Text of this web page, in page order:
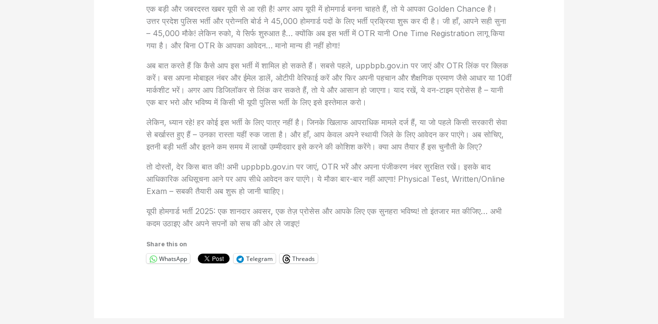
एक बड़ी और जबरदस्त खबर यूपी से आ रही है! अगर आप यूपी में होमगार्ड बनना चाहते हैं, तो ये आपका Golden Chance है।
उत्तर प्रदेश पुलिस भर्ती और प्रोन्नति बोर्ड ने 45,000 होमगार्ड पदों के लिए भर्ती प्रक्रिया शुरू कर दी है। जी हाँ, आपने सही सुना
– 45,000 मौके! लेकिन रुको, ये सिर्फ शुरुआत है… क्योंकि अब इस भर्ती में OTR यानी One Time Registration लागू किया
गया है। और बिना OTR के आपका आवेदन… मानो मान्य ही नहीं होगा!
अब बात करते हैं कि कैसे आप इस भर्ती में शामिल हो सकते हैं। सबसे पहले, uppbpb.gov.in पर जाएं और OTR लिंक पर क्लिक
करें। बस अपना मोबाइल नंबर और ईमेल डालें, ओटीपी वेरिफाई करें और फिर अपनी पहचान और शैक्षणिक प्रमाण जैसे आधार या 10वीं
मार्कशीट भरें। अगर आप डिजिलॉकर से लिंक कर सकते हैं, तो ये और आसान हो जाएगा। याद रखें, ये वन-टाइम प्रोसेस है – यानी
एक बार भरो और भविष्य में किसी भी यूपी पुलिस भर्ती के लिए इसे इस्तेमाल करो।
लेकिन, ध्यान रहे! हर कोई इस भर्ती के लिए पात्र नहीं है। जिनके खिलाफ आपराधिक मामले दर्ज हैं, या जो पहले किसी सरकारी सेवा
से बर्खास्त हुए हैं – उनका रास्ता यहीं रुक जाता है। और हाँ, आप केवल अपने स्थायी जिले के लिए आवेदन कर पाएंगे। अब सोचिए,
इतनी बड़ी भर्ती और इतने कम समय में लाखों उम्मीदवार इसे करने की कोशिश करेंगे। क्या आप तैयार हैं इस चुनौती के लिए?
तो दोस्तों, देर किस बात की! अभी uppbpb.gov.in पर जाएं, OTR भरें और अपना पंजीकरण नंबर सुरक्षित रखें। इसके बाद
आधिकारिक अधिसूचना आने पर आप सीधे आवेदन कर पाएंगे। ये मौका बार-बार नहीं आएगा! Physical Test, Written/Online
Exam – सबकी तैयारी अब शुरू हो जानी चाहिए।
यूपी होमगार्ड भर्ती 2025: एक शानदार अवसर, एक तेज़ प्रोसेस और आपके लिए एक सुनहरा भविष्य! तो इंतजार मत कीजिए… अभी
कदम उठाइए और अपने सपनों को सच की ओर ले जाइए!
Share this on
WhatsApp Telegram Threads